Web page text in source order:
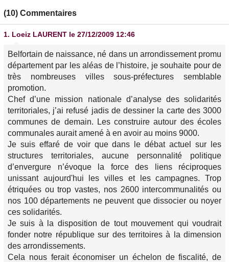
(10) Commentaires
1. Loeiz LAURENT le 27/12/2009 12:46
Belfortain de naissance, né dans un arrondissement promu
département par les aléas de l’histoire, je souhaite pour de
très nombreuses villes sous-préfectures semblable
promotion.
Chef d’une mission nationale d’analyse des solidarités
territoriales, j’ai refusé jadis de dessiner la carte des 3000
communes de demain. Les construire autour des écoles
communales aurait amené à en avoir au moins 9000.
Je suis effaré de voir que dans le débat actuel sur les
structures territoriales, aucune personnalité politique
d’envergure n’évoque la force des liens réciproques
unissant aujourd'hui les villes et les campagnes. Trop
étriquées ou trop vastes, nos 2600 intercommunalités ou
nos 100 départements ne peuvent que dissocier ou noyer
ces solidarités.
Je suis à la disposition de tout mouvement qui voudrait
fonder notre république sur des territoires à la dimension
des arrondissements.
Cela nous ferait économiser un échelon de fiscalité, de